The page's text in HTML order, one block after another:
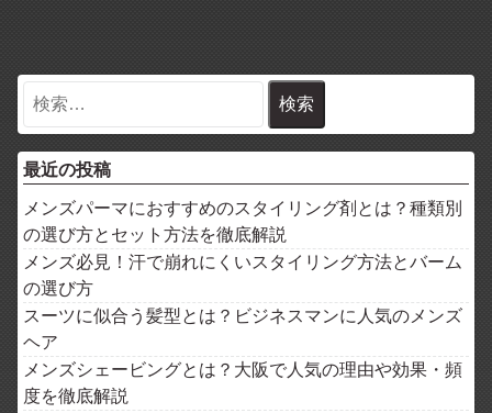
最近の投稿
メンズパーマにおすすめのスタイリング剤とは？種類別
の選び方とセット方法を徹底解説
メンズ必見！汗で崩れにくいスタイリング方法とバーム
の選び方
スーツに似合う髪型とは？ビジネスマンに人気のメンズ
ヘア
メンズシェービングとは？大阪で人気の理由や効果・頻
度を徹底解説